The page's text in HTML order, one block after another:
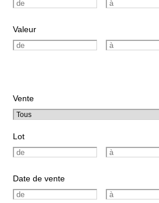
Valeur
Vente
Lot
Date de vente